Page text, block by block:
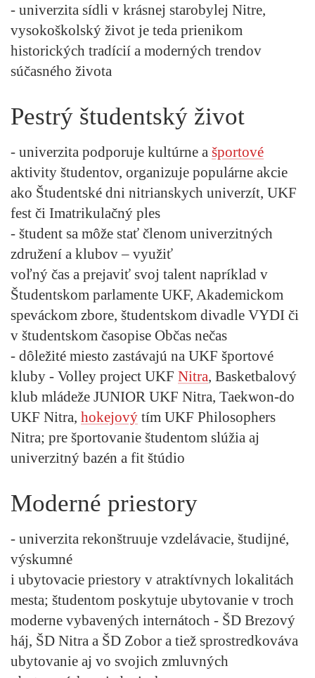
- univerzita sídli v krásnej starobylej Nitre,
vysokoškolský život je teda prienikom
historických tradícií a moderných trendov
súčasného života
Pestrý študentský život
- univerzita podporuje kultúrne a športové
aktivity študentov, organizuje populárne akcie
ako Študentské dni nitrianskych univerzít, UKF
fest či Imatrikulačný ples
- študent sa môže stať členom univerzitných
združení a klubov – využiť
voľný čas a prejaviť svoj talent napríklad v
Študentskom parlamente UKF, Akademickom
speváckom zbore, študentskom divadle VYDI či
v študentskom časopise Občas nečas
- dôležité miesto zastávajú na UKF športové
kluby - Volley project UKF Nitra, Basketbalový
klub mládeže JUNIOR UKF Nitra, Taekwon-do
UKF Nitra, hokejový tím UKF Philosophers
Nitra; pre športovanie študentom slúžia aj
univerzitný bazén a fit štúdio
Moderné priestory
- univerzita rekonštruuje vzdelávacie, študijné,
výskumné
i ubytovacie priestory v atraktívnych lokalitách
mesta; študentom poskytuje ubytovanie v troch
moderne vybavených internátoch - ŠD Brezový
háj, ŠD Nitra a ŠD Zobor a tiež sprostredkováva
ubytovanie aj vo svojich zmluvných